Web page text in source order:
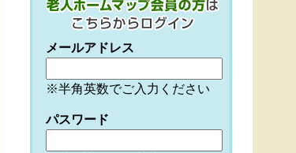
メールアドレス
※半角英数でご入力ください
パスワード